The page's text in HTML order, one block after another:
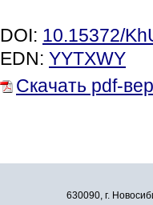
DOI: 10.15372/
EDN: YYTXWY
Скачать pdf-
630090, г.